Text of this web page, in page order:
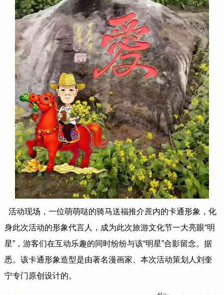
活动现场，一位萌萌哒的骑马送福推介蔗内的卡通形象，化
身此次活动的形象代言人，成为此次旅游文化节一大亮眼“明
星”，游客们在互动乐趣的同时纷纷与该“明星”合影留念。据
悉。该卡通形象造型是由著名漫画家、本次活动策划人刘奎
宁专门原创设计的。